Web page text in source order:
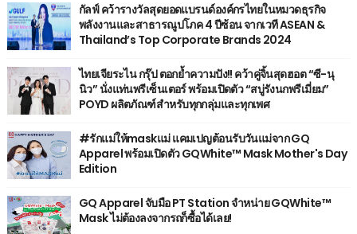
กัลฟ์ คว้ารางวัลสุดยอดแบรนด์องค์กรไทยในหมวดธุรกิจ
พลังงานและสาธารณูปโภค 4 ปีซ้อน จากเวที ASEAN &
Thailand’s Top Corporate Brands 2024
ไทยเจียระไน กรุ๊ป ตอกย้ำความปัง!! คว้าคู่จิ้นสุดฮอต “ซี-นุ
นิว” นั่งแท่นพรีเซ็นเตอร์ พร้อมเปิดตัว “สบู่รังนกพรีเมี่ยม”
POYD ผลิตภัณฑ์สำหรับทุกกลุ่มและทุกเพศ
#รักแม่ให้maskแม่ แคมเปญต้อนรับวันแม่จาก GQ
Apparel พร้อมเปิดตัว GQWhite™ Mask Mother's Day
Edition
GQ Apparel จับมือ PT Station จำหน่าย GQWhite™
Mask ไม่ต้องลงจากรถก็ซื้อได้เลย!